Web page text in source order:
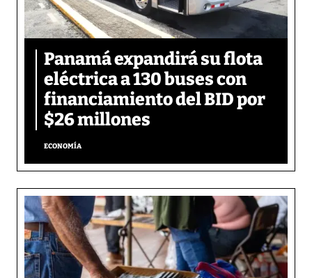
Panamá expandirá su flota
eléctrica a 130 buses con
financiamiento del BID por
$26 millones
ECONOMÍA